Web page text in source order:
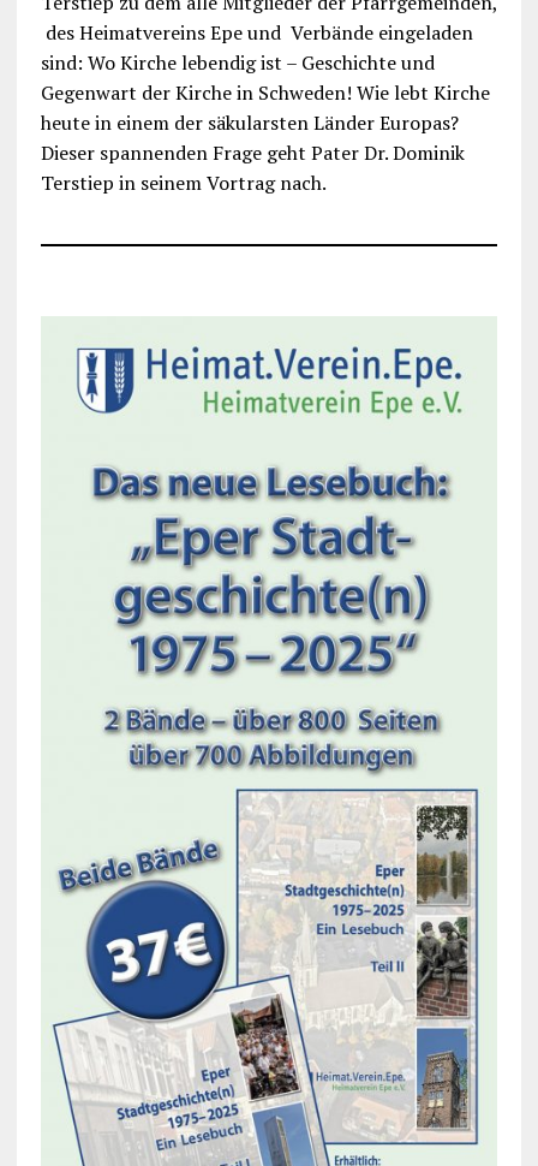
des Heimatvereins Epe und Verbände eingeladen
sind: Wo Kirche lebendig ist – Geschichte und
Gegenwart der Kirche in Schweden! Wie lebt Kirche
heute in einem der säkularsten Länder Europas?
Dieser spannenden Frage geht Pater Dr. Dominik
Terstiep in seinem Vortrag nach.